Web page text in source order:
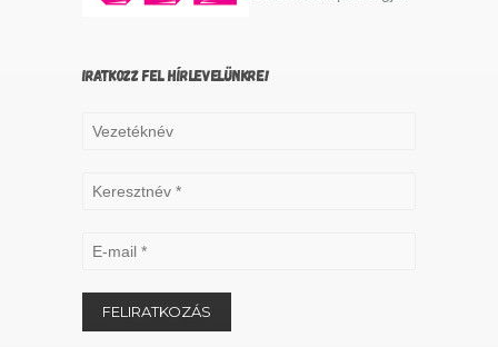
IRATKOZZ FEL HÍRLEVELÜNKRE!